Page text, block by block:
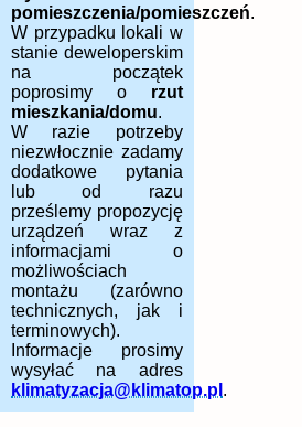
pomieszczenia/pomieszczeń.
W przypadku lokali w
stanie deweloperskim
na początek
poprosimy o rzut
mieszkania/domu.
W razie potrzeby
niezwłocznie zadamy
dodatkowe pytania
lub od razu
prześlemy propozycję
urządzeń wraz z
informacjami o
możliwościach
montażu (zarówno
technicznych, jak i
terminowych).
Informacje prosimy
wysyłać na adres
klimatyzacja@klimatop.pl .